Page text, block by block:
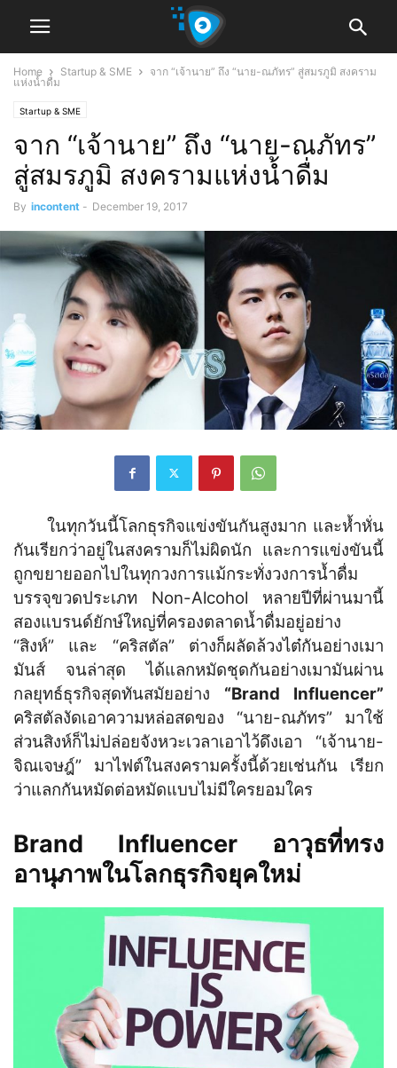
Home Startup & SME
จาก “เจ้านาย” ถึง “นาย-ณภัทร” สู่สมรภูมิ สงคราม
แห่งน้ำดื่ม
Startup & SME
จาก “เจ้านาย” ถึง “นาย-ณภัทร”
สู่สมรภูมิ สงครามแห่งน้ำดื่ม
By incontent - December 19, 2017
ในทุกวันนี้โลกธุรกิจแข่งขันกันสูงมาก และห้ำหั่น
กันเรียกว่าอยู่ในสงครามก็ไม่ผิดนัก และการแข่งขันนี้
ถูกขยายออกไปในทุกวงการแม้กระทั่งวงการน้ำดื่ม
บรรจุขวดประเภท Non-Alcohol หลายปีที่ผ่านมานี้
สองแบรนด์ยักษ์ใหญ่ที่ครองตลาดน้ำดื่มอยู่อย่าง
“สิงห์” และ “คริสตัล” ต่างก็ผลัดล้วงไต๋กันอย่างเมา
มันส์ จนล่าสุด ได้แลกหมัดชุดกันอย่างเมามันผ่าน
กลยุทธ์ธุรกิจสุดทันสมัยอย่าง “Brand Influencer”
คริสตัลงัดเอาความหล่อสดของ “นาย-ณภัทร” มาใช้
ส่วนสิงห์ก็ไม่ปล่อยจังหวะเวลาเอาไว้ดึงเอา “เจ้านาย-
จิณเจษฎ์” มาไฟต์ในสงครามครั้งนี้ด้วยเช่นกัน เรียก
ว่าแลกกันหมัดต่อหมัดแบบไม่มีใครยอมใคร
Brand Influencer อาวุธที่ทรง
อานุภาพในโลกธุรกิจยุคใหม่